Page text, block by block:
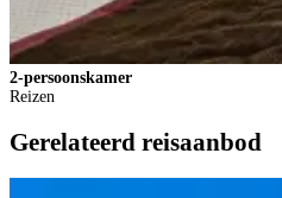
2-persoonskamer
Reizen
Gerelateerd reisaanbod